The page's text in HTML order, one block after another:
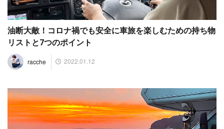
油断大敵！コロナ禍でも安全に車旅を楽しむための持ち物
リストと7つのポイント
racche 2022.01.12